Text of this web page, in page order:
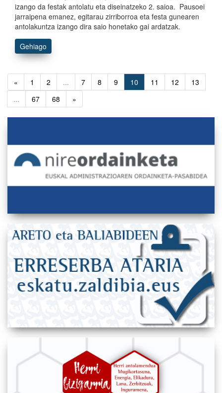
izango da festak antolatu eta diseinatzeko 2. saioa. Pausoei
jarraipena emanez, egitarau zirriborroa eta festa gunearen
antolakuntza izango dira saio honetako gai ardatzak.
Gehiago
« 1 2 ... 7 8 9 10 11 12
13
...
67 68 »